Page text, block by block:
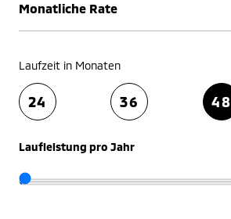
Monatliche Rate
Laufzeit in Monaten
24 36 48
Laufleistung pro Jahr